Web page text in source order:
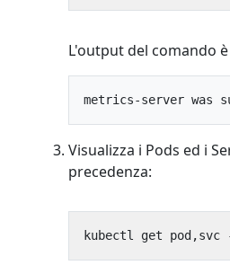
L'output del comando
Visualizza i Pods ed i
precedenza: